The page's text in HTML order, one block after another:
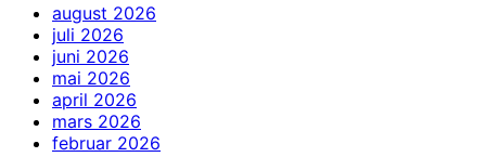
august 2026
juli 2026
juni 2026
mai 2026
april 2026
mars 2026
februar 2026